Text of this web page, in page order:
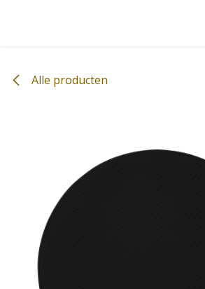
Alle producten